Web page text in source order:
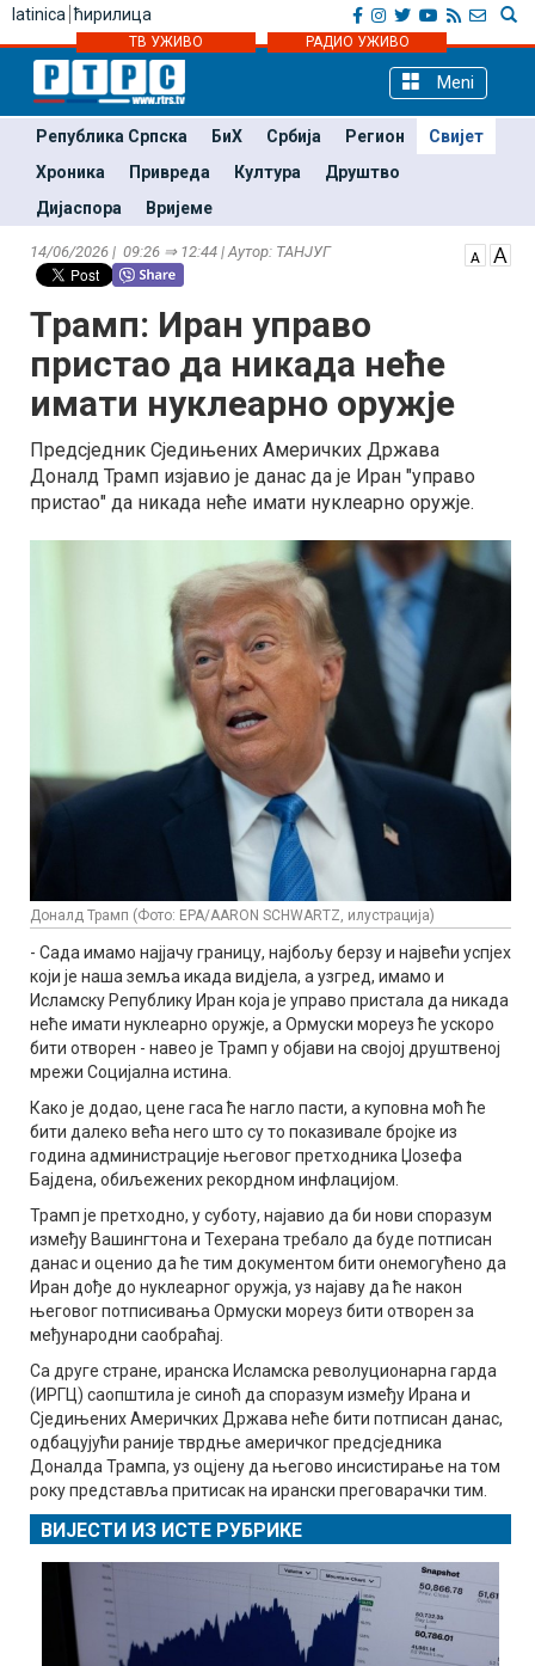
latinica ћирилица
ТВ УЖИВО РАДИО УЖИВО
Meni
Република Српска БиХ Србија Регион
Свијет
Хроника
Привреда Култура
Друштво
Дијаспора
Вријеме
14/06/2026 | 09:26 ⇒ 12:44 | Аутор: ТАНЈУГ
Трамп: Иран управо
пристао да никада неће
имати нуклеарно оружје
Предсједник Сједињених Америчких Држава
Доналд Трамп изјавио је данас да је Иран "управо
пристао" да никада неће имати нуклеарно оружје.
Доналд Трамп (Фото: EPA/AARON SCHWARTZ, илустрација)
- Сада имамо најјачу границу, најбољу берзу и највећи успјех
који је наша земља икада видјела, а узгред, имамо и
Исламску Републику Иран која је управо пристала да никада
неће имати нуклеарно оружје, а Ормуски мореуз ће ускоро
бити отворен - навео је Трамп у објави на својој друштвеној
мрежи Социјална истина.
Како је додао, цене гаса ће нагло пасти, а куповна моћ ће
бити далеко већа него што су то показивале бројке из
година администрације његовог претходника Џозефа
Бајдена, обиљежених рекордном инфлацијом.
Трамп је претходно, у суботу, најавио да би нови споразум
између Вашингтона и Техерана требало да буде потписан
данас и оценио да ће тим документом бити онемогућено да
Иран дође до нуклеарног оружја, уз најаву да ће након
његовог потписивања Ормуски мореуз бити отворен за
међународни саобраћај.
Са друге стране, иранска Исламска револуционарна гарда
(ИРГЦ) саопштила је синоћ да споразум између Ирана и
Сједињених Америчких Држава неће бити потписан данас,
одбацујући раније тврдње америчког предсједника
Доналда Трампа, уз оцјену да његово инсистирање на том
року представља притисак на ирански преговарачки тим.
ВИЈЕСТИ ИЗ ИСТЕ РУБРИКЕ